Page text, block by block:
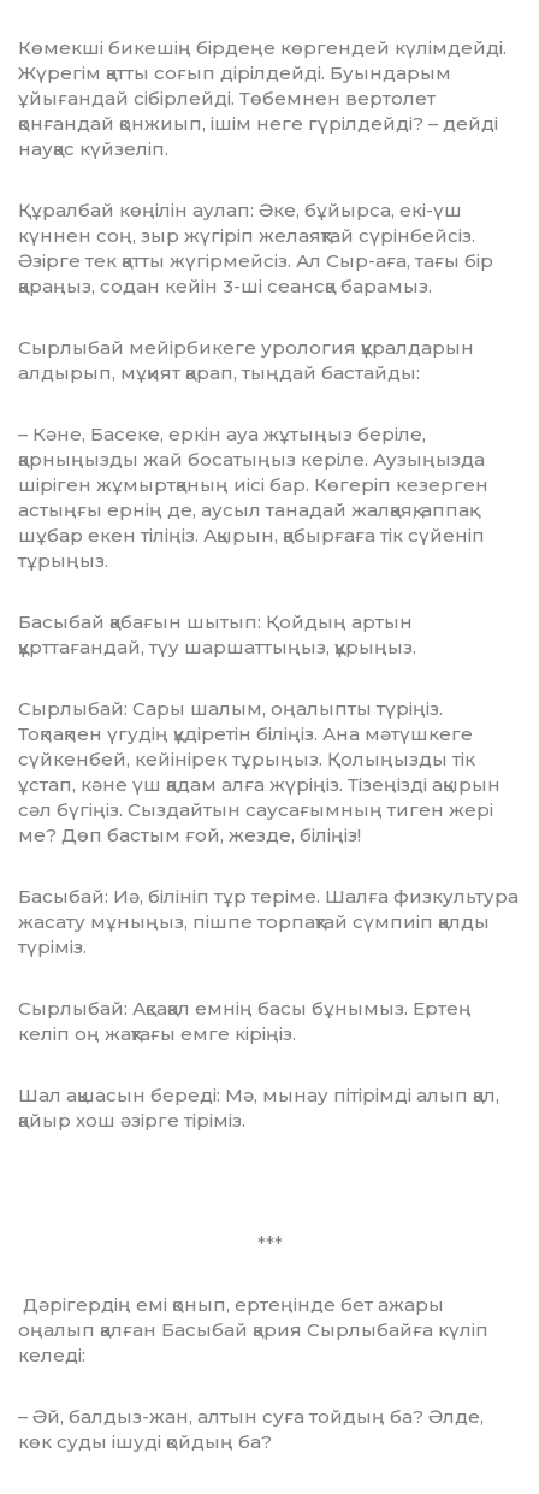
Көмекші бикешің бірдеңе көргендей күлімдейді.
Жүрегім қатты соғып дірілдейді. Буындарым
ұйығандай сібірлейді. Төбем­нен вертолет
қонғандай қонжиып, ішім неге гүрілдейді? – дейді
науқас күйзеліп.
Құралбай көңілін аулап: Әке, бұйырса, екі-үш
күннен соң, зыр жүгіріп желаяқтай сүрінбейсіз.
Әзірге тек қатты жүгірмейсіз. Ал Сыр-аға, тағы бір
қараңыз, содан кейін 3-ші сеансқа барамыз.
Сырлыбай мейірбикеге урология құрал­дарын
алдырып, мұқият қарап, тыңдай бас­тайды:
– Кәне, Басеке, еркін ауа жұтыңыз бері­ле,
қарныңызды жай босатыңыз керіле. Аузыңызда
шіріген жұмыртқаның иісі бар. Көгеріп кезерген
астыңғы ернің де, аусыл танадай жалқаяқ, аппақ
шұбар екен тіліңіз. Ақырын, қабырғаға тік сүйеніп
тұрыңыз.
Басыбай қабағын шытып: Қойдың артын
құрттағандай, түу шаршаттыңыз, құрыңыз.
Сырлыбай: Сары шалым, оңалыпты түріңіз.
Тоқпақпен үгудің құдіретін білі­ңіз. Ана мәтүшкеге
сүйкенбей, кейінірек тұ­рыңыз. Қолыңызды тік
ұстап, кәне үш қадам алға жүріңіз. Тізеңізді ақырын
сәл бүгіңіз. Сыздайтын саусағымның тиген жері
ме? Дөп бастым ғой, жезде, біліңіз!
Басыбай: Иә, білініп тұр теріме. Шал­ға физкультура
жасату мұныңыз, пішпе торпақтай сүмпиіп қалды
түріміз.
Сырлыбай: Ақсақал ем­нің басы бұны­мыз. Ертең
келіп оң жақ­тағы емге кіріңіз.
Шал ақшасын береді: Мә, мынау піт­і­рім­ді алып қал,
қайыр хош әзірге тіріміз.
***
Дәрігердің емі қонып, ертеңінде бет ажары
оңалып қалған Басыбай қария Сырлыбайға күліп
келеді:
– Әй, балдыз-жан, алтын суға тойдың ба? Әлде,
көк суды ішуді қойдың ба?